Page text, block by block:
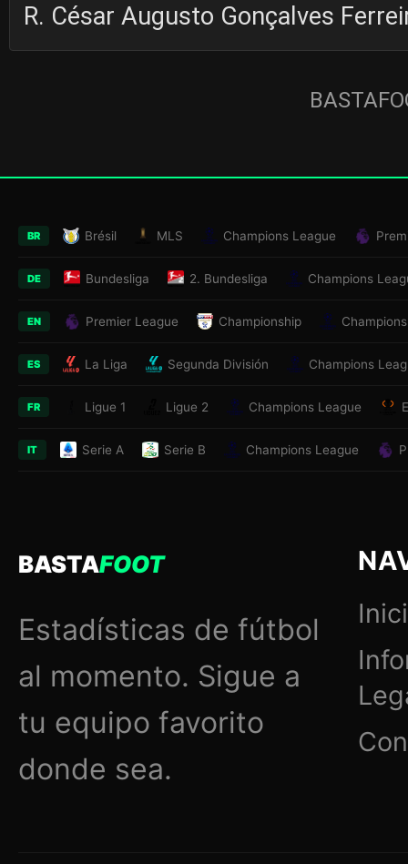
R. César Augusto Gonçalves
BR Brésil MLS Champions League
DE Bundesliga 2. Bundesliga Champions
EN Premier League Championship
ES La Liga Segunda División Champions
FR Ligue 1 Ligue 2 Champions League
IT Serie A Serie B Champions League
BASTAFOOT
Estadísticas de fútbol
al momento. Sigue a
tu equipo favorito
donde sea.